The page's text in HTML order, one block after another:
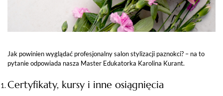
Jak powinien wyglądać profesjonalny salon stylizacji paznokci? – na to
pytanie odpowiada nasza Master Edukatorka Karolina Kurant.
Certyfikaty, kursy i inne osiągnięcia